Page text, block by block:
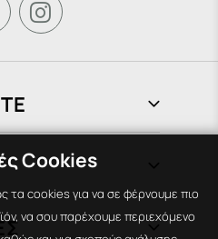

Cookies
τα cookies για να σε φέρνουμε πιο
να σου παρέχουμε περιεχόμενο